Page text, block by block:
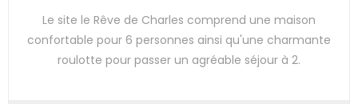
Le site le Rêve de Charles comprend une maison
confortable pour 6 personnes ainsi qu'une charmante
roulotte pour passer un agréable séjour à 2.